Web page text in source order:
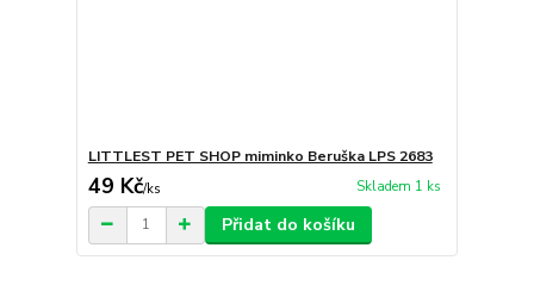
LITTLEST PET SHOP miminko Beruška LPS 2683
49 Kč/ks Skladem 1 ks
Přidat do košíku